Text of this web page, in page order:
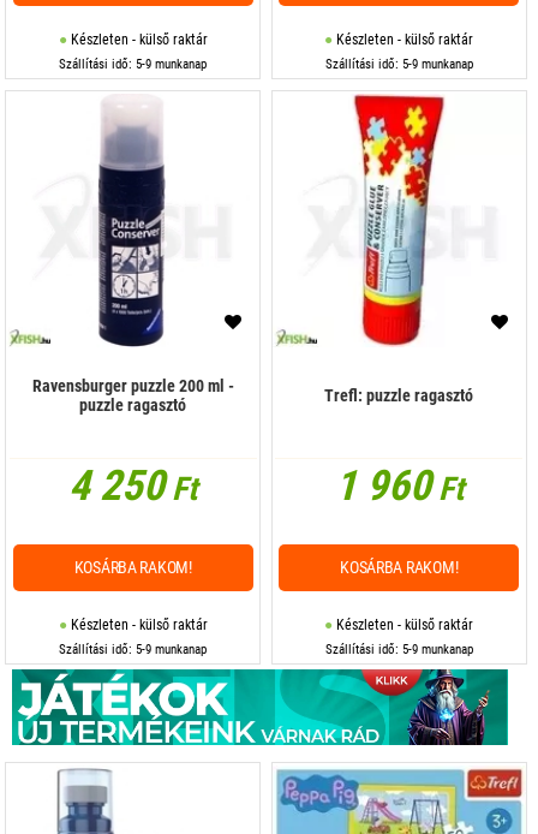
Készleten - külső raktár
Szállítási idő: 5-9 munkanap
Készleten - külső raktár
Szállítási idő: 5-9 munkanap
Ravensburger puzzle 200 ml -
puzzle ragasztó
4 250Ft
Készleten - külső raktár
Szállítási idő: 5-9 munkanap
KOSÁRBA RAKOM!
Trefl: puzzle ragasztó
1 960Ft
Készleten - külső raktár
Szállítási idő: 5-9 munkanap
KOSÁRBA RAKOM!